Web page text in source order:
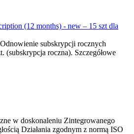
(12 months) - new – 15 szt dla
subskrypcji rocznych
(subskrypcja roczna). Szczegółowe
w doskonaleniu Zintegrowanego
Działania zgodnym z normą ISO